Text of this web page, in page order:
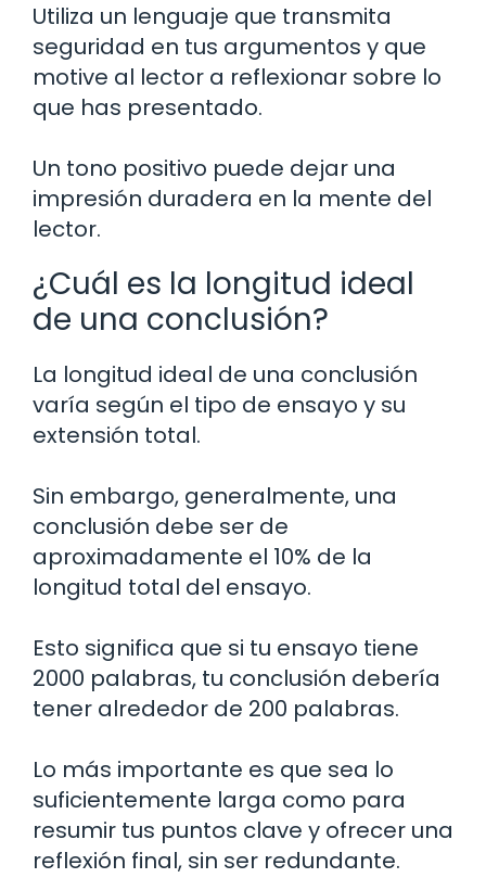
Utiliza un lenguaje que transmita
seguridad en tus argumentos y que
motive al lector a reflexionar sobre lo
que has presentado.
Un tono positivo puede dejar una
impresión duradera en la mente del
lector.
¿Cuál es la longitud ideal
de una conclusión?
La longitud ideal de una conclusión
varía según el tipo de ensayo y su
extensión total.
Sin embargo, generalmente, una
conclusión debe ser de
aproximadamente el 10% de la
longitud total del ensayo.
Esto significa que si tu ensayo tiene
2000 palabras, tu conclusión debería
tener alrededor de 200 palabras.
Lo más importante es que sea lo
suficientemente larga como para
resumir tus puntos clave y ofrecer una
reflexión final, sin ser redundante.